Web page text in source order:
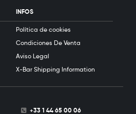
+33 1 44 65 00 06
INFOS
Política de cookies
Condiciones De Venta
Aviso Legal
X-Bar Shipping Information